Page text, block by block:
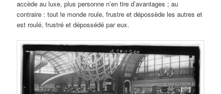
accède au luxe, plus personne n’en tire d’avantages ; au
contraire : tout le monde roule, frustre et dépossède les autres et
est roulé, frustré et dépossédé par eux.